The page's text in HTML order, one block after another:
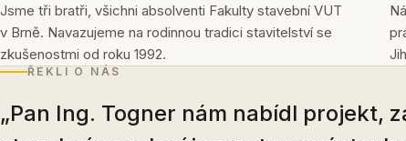
Jsme tři bratři, všichni absolventi Fakulty stavební VUT
v Brně. Navazujeme na rodinnou tradici stavitelství se
zkušenostmi od roku 1992.
ŘEKLI O NÁS
„Pan Ing. Togner nám nabídl projekt,